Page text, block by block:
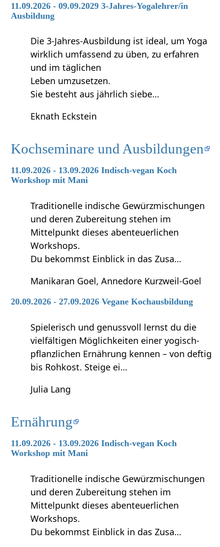
11.09.2026 - 09.09.2029 3-Jahres-Yogalehrer/in
Ausbildung
Die 3-Jahres-Ausbildung ist ideal, um Yoga
wirklich umfassend zu üben, zu erfahren
und im täglichen
Leben umzusetzen.
Sie besteht aus jährlich siebe…
Eknath Eckstein
Kochseminare und Ausbildungen
11.09.2026 - 13.09.2026 Indisch-vegan Koch
Workshop mit Mani
Traditionelle indische Gewürzmischungen
und deren Zubereitung stehen im
Mittelpunkt dieses abenteuerlichen
Workshops.
Du bekommst Einblick in das Zusa…
Manikaran Goel, Annedore Kurzweil-Goel
20.09.2026 - 27.09.2026 Vegane Kochausbildung
Spielerisch und genussvoll lernst du die
vielfältigen Möglichkeiten einer yogisch-
pflanzlichen Ernährung kennen – von deftig
bis Rohkost. Steige ei…
Julia Lang
Ernährung
11.09.2026 - 13.09.2026 Indisch-vegan Koch
Workshop mit Mani
Traditionelle indische Gewürzmischungen
und deren Zubereitung stehen im
Mittelpunkt dieses abenteuerlichen
Workshops.
Du bekommst Einblick in das Zusa…